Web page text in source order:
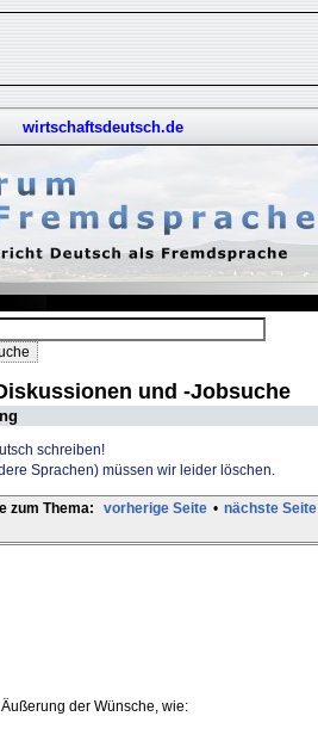
wirtschaftsdeutsch.de
und -Jobsuche
schreiben!
Sprachen) müssen wir leider löschen.
zum Thema: vorherige Seite • nächste Seite
der Wünsche, wie: